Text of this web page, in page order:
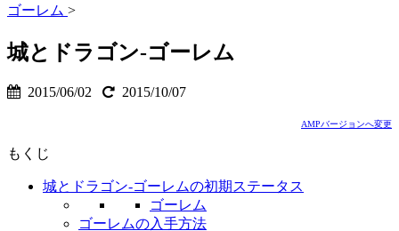
ゴーレム >
城とドラゴン-ゴーレム
2015/06/02 2015/10/07
AMPバージョンへ変更
もくじ
城とドラゴン-ゴーレムの初期ステータス
ゴーレム
ゴーレムの入手方法